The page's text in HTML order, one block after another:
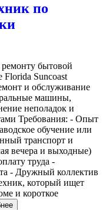
по
бытовой
Florida Suncoast
и обслуживание
машины,
неполадок и
Требования: - Опыт
обучение или
транспорт и
вечера и выходные)
труда -
- Дружный коллектив
который ищет
и короткое